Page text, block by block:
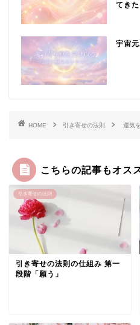
てきた
宇宙
HOME 引き寄せの法則 運気
こちらの記事もオス
引き寄せの法則
引き寄せの法則の仕組み 第一
段階「願う」